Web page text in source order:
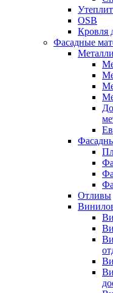
OSB
Кровля
Фасадные
Отливы